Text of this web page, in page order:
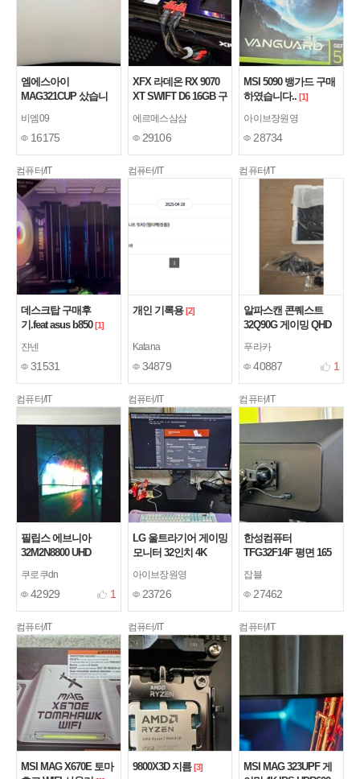
엠에스아이
MAG321CUP 샀습니
비엠09
16175
XFX 라데온 RX 9070
XT SWIFT D6 16GB 구
에르메스삼삼
29106
MSI 5090 뱅가드 구매
하였습니다.. [1]
아이브장원영
28734
컴퓨터/IT
데스크탑 구매후
기.feat asus b850 [1]
쟌넨
31531
컴퓨터/IT
개인 기록용 [2]
Katana
34879
컴퓨터/IT
알파스캔 콘퀘스트
32Q90G 게이밍 QHD
푸라카
40887 1
컴퓨터/IT
필립스 에브니아
32M2N8800 UHD
쿠로쿠dn
42929 1
컴퓨터/IT
LG 울트라기어 게이밍
모니터 32인치 4K
매
[1]
아이브장원영
23726
컴퓨터/IT
한성컴퓨터
TFG32F14F 평면 165
산 [2]
잡블
27462
컴퓨터/IT
MSI MAG X670E 토마
컴퓨터/IT
9800X3D 지름 [3]
컴퓨터/IT
MSI MAG 323UPF 게